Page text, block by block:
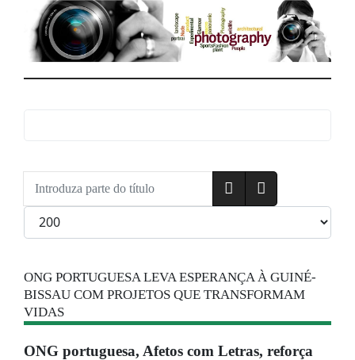
Introduza parte do título
Qtd. a exibir
ONG PORTUGUESA LEVA ESPERANÇA À GUINÉ-
BISSAU COM PROJETOS QUE TRANSFORMAM
VIDAS
ONG portuguesa, Afetos com Letras, reforça